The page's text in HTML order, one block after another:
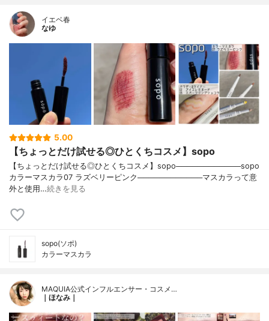
イエベ春
なゆ
5.00
【ちょっとだけ試せる◎ひとくちコスメ】sopo
【ちょっとだけ試せる◎ひとくちコスメ】sopo────────────sopo
カラーマスカラ07 ラズベリーピンク────────────マスカラって意
外と使用…続きを見る
sopo(ソポ)
カラーマスカラ
MAQUIA公式インフルエンサー・コスメ…
｜ほなみ｜